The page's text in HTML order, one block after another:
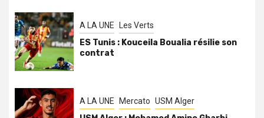
A LA UNE Les Verts
ES Tunis : Kouceila Boualia résilie son
contrat
A LA UNE Mercato USM Alger